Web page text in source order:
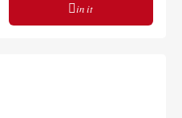
in it